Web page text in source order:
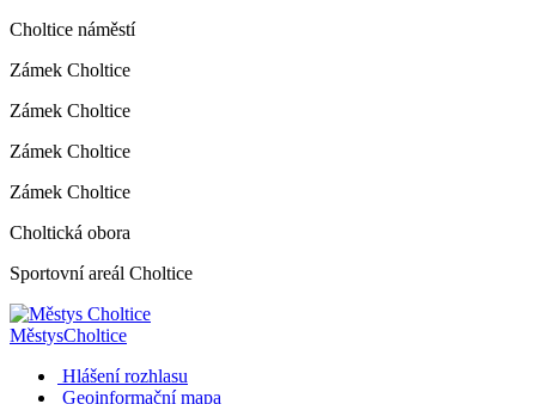
Choltice náměstí
Zámek Choltice
Zámek Choltice
Zámek Choltice
Zámek Choltice
Choltická obora
Sportovní areál Choltice
MěstysCholtice
Hlášení rozhlasu
Geoinformační mapa